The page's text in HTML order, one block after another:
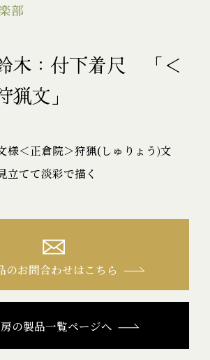
部
木：付下着尺 「＜
文」
様＜正倉院＞狩猟(しゅりょう)文
立てて淡彩で描く
のお問合わせはこちら
の製品一覧ページへ